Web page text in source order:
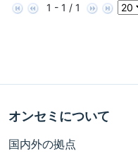
1 - 1 / 1
オンセミについて
国内外の拠点